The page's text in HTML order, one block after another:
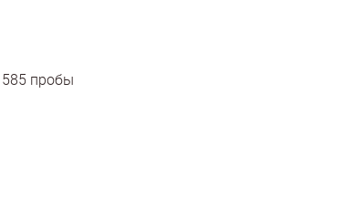
585 пробы